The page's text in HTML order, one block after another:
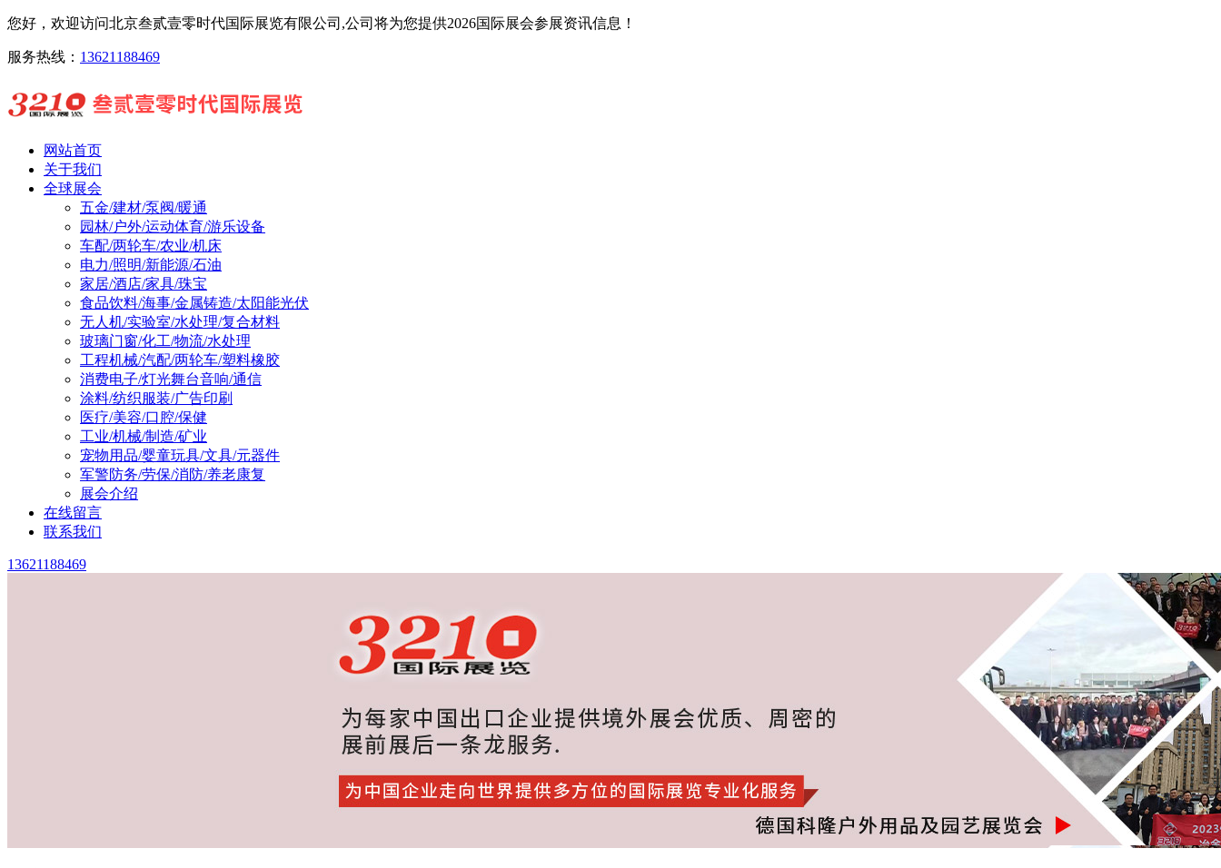
您好，欢迎访问北京叁贰壹零时代国际展览有限公司,公司将为您提供2026国际展会参展资讯信息！
服务热线： 13621188469
网站首页
关于我们
全球展会
五金/建材/泵阀/暖通
园林/户外/运动体育/游乐设备
车配/两轮车/农业/机床
电力/照明/新能源/石油
家居/酒店/家具/珠宝
食品饮料/海事/金属铸造/太阳能光伏
无人机/实验室/水处理/复合材料
玻璃门窗/化工/物流/水处理
工程机械/汽配/两轮车/塑料橡胶
消费电子/灯光舞台音响/通信
涂料/纺织服装/广告印刷
医疗/美容/口腔/保健
工业/机械/制造/矿业
宠物用品/婴童玩具/文具/元器件
军警防务/劳保/消防/养老康复
展会介绍
在线留言
联系我们
13621188469